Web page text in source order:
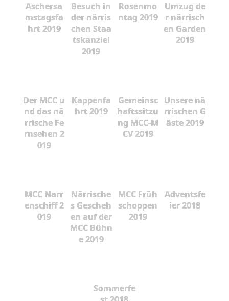
Aschersa
mstagsfa
hrt 2019
Besuch in
der närris
chen Staa
tskanzlei
2019
Rosenmo
ntag 2019
Umzug de
r närrisch
en Garden
2019
Der MCC u
nd das nä
rrische Fe
rnsehen 2
019
Kappenfa
hrt 2019
Gemeinsc
haftssitzu
ng MCC-M
CV 2019
Unsere nä
rrischen G
äste 2019
MCC Narr
enschiff 2
019
Närrische
s Gescheh
en auf der
MCC Bühn
e 2019
MCC Früh
schoppen
2019
Adventsfe
ier 2018
Sommerfe